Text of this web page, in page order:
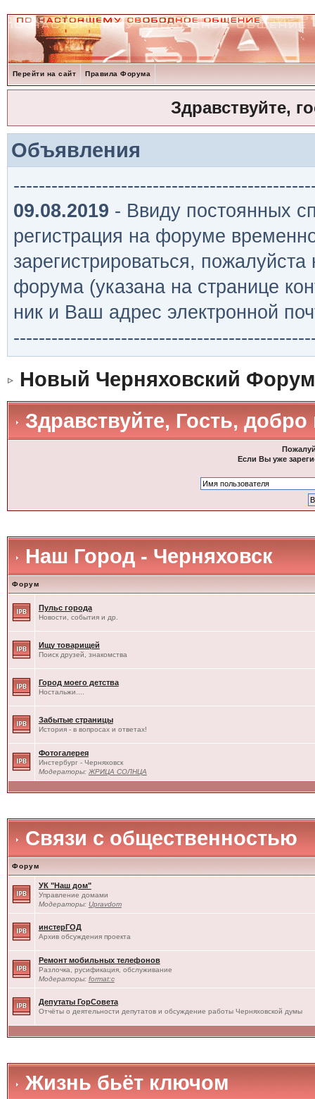
Перейти на сайт Правила Форума
Здравствуйте,
Объявления
09.08.2019 - Ввиду постоянных
регистрация на форуме
зарегистрироваться,
форума (указана на странице
ник и Ваш адрес электронной
Новый Черняховский Форум
Здравствуйте, Гость,
Если Вы уже
Наш Город - Черняховск
Форум
Пульс города
Новости, события и др.
Ищу товарищей
Поиск друзей, знакомства
Город моего детства
Ностальжи....
Забытые страницы
История - в вопросах и ответах!
Фотогалерея
Инстербург - Черняховск
Модераторы: ЖРИЦА СОЛНЦА
Связи с общественностью
Форум
УК "Наш дом"
Управление домами
Модераторы: Upravdom
инстерГОД
Архив обсуждения проекта
Ремонт мобильных телефонов
Разлочка, русификация, обслуживание
Модераторы: format:c
Депутаты ГорСовета
Отчёты о деятельности депутатов и обсуждение работы Черняховской думы
Жизнь бьёт ключом